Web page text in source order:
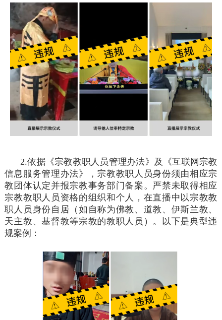
2.依据《宗教教职人员管理办法》及《互联网宗教
信息服务管理办法》，宗教教职人员身份须由相应宗
教团体认定并报宗教事务部门备案。严禁未取得相应
宗教教职人员资格的组织和个人，在直播中以宗教教
职人员身份自居（如自称为佛教、道教、伊斯兰教、
天主教、基督教等宗教的教职人员）。以下是典型违
规案例：